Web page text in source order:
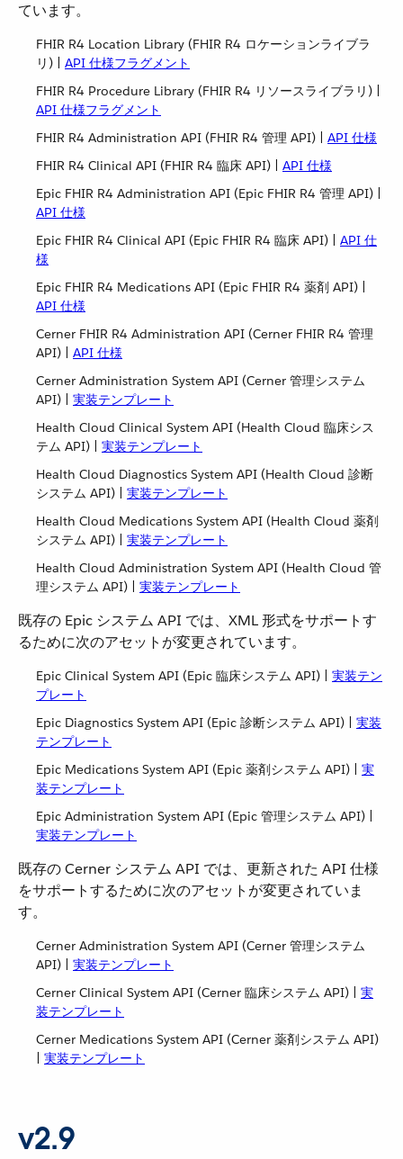
ています。
FHIR R4 Location Library (FHIR R4 ロケーションライブラ
リ) | API 仕様フラグメント
FHIR R4 Procedure Library (FHIR R4 リソースライブラリ) |
API 仕様フラグメント
FHIR R4 Administration API (FHIR R4 管理 API) | API 仕様
FHIR R4 Clinical API (FHIR R4 臨床 API) | API 仕様
Epic FHIR R4 Administration API (Epic FHIR R4 管理 API) |
API 仕様
Epic FHIR R4 Clinical API (Epic FHIR R4 臨床 API) | API 仕
様
Epic FHIR R4 Medications API (Epic FHIR R4 薬剤 API) |
API 仕様
Cerner FHIR R4 Administration API (Cerner FHIR R4 管理
API) | API 仕様
Cerner Administration System API (Cerner 管理システム
API) | 実装テンプレート
Health Cloud Clinical System API (Health Cloud 臨床シス
テム API) | 実装テンプレート
Health Cloud Diagnostics System API (Health Cloud 診断
システム API) | 実装テンプレート
Health Cloud Medications System API (Health Cloud 薬剤
システム API) | 実装テンプレート
Health Cloud Administration System API (Health Cloud 管
理システム API) | 実装テンプレート
既存の Epic システム API では、XML 形式をサポートす
るために次のアセットが変更されています。
Epic Clinical System API (Epic 臨床システム API) | 実装テン
プレート
Epic Diagnostics System API (Epic 診断システム API) | 実装
テンプレート
Epic Medications System API (Epic 薬剤システム API) | 実
装テンプレート
Epic Administration System API (Epic 管理システム API) |
実装テンプレート
既存の Cerner システム API では、更新された API 仕様
をサポートするために次のアセットが変更されていま
す。
Cerner Administration System API (Cerner 管理システム
API) | 実装テンプレート
Cerner Clinical System API (Cerner 臨床システム API) | 実
装テンプレート
Cerner Medications System API (Cerner 薬剤システム API)
実装テンプレート
v2.9